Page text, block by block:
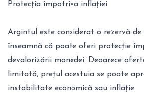
Protecția împotriva inflației
Argintul este considerat o rezervă de
înseamnă că poate oferi protecție
devalorizării monedei. Deoarece
limitată, prețul acestuia se poate
instabilitate economică sau inflație.